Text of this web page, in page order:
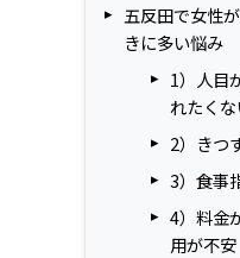
五反田で女性
きに多い悩み
1）人目
れたくな
2）きつ
3）食事
4）料金
用が不安